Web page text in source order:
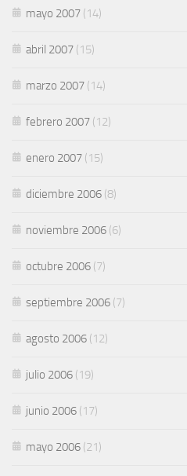
mayo 2007 (14)
abril 2007 (15)
marzo 2007 (14)
febrero 2007 (12)
enero 2007 (15)
diciembre 2006 (8)
noviembre 2006 (6)
octubre 2006 (7)
septiembre 2006 (7)
agosto 2006 (12)
julio 2006 (19)
junio 2006 (17)
mayo 2006 (21)